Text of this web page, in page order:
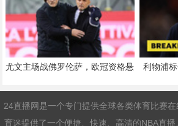
尤文主场战佛罗伦萨，欧冠资格悬
利物浦
24直播网是一个专门提供全球各类体育比赛
育迷提供了一个便捷、快速、高清的NBA直播